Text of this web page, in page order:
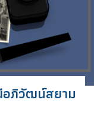
อภิวัฒน์สยาม